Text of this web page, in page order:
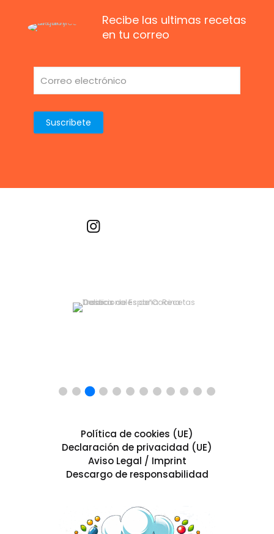
Recibe las ultimas recetas
en tu correo
Política de cookies (UE)
Declaración de privacidad (UE)
Aviso Legal / Imprint
Descargo de responsabilidad